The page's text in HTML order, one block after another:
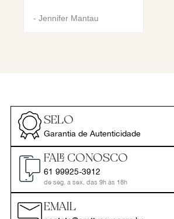
- Jennifer Mantau
SELO
Garantia de Autenticidade
FALE CONOSCO
61 99925-3912
de seg. a sex. das 9h às 18h
EMAIL